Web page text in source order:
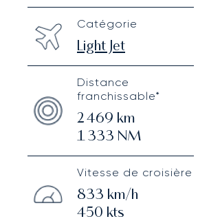
Catégorie
Light Jet
Distance
franchissable*
2 469 km
1 333 NM
Vitesse de croisière
833 km/h
450 kts